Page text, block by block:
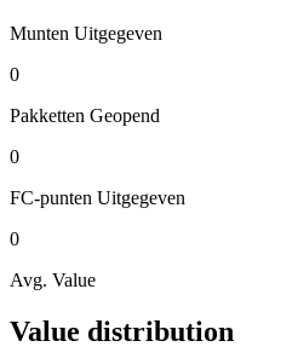
Munten Uitgegeven
0
Pakketten Geopend
0
FC-punten Uitgegeven
0
Avg. Value
Value distribution